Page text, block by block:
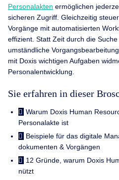
Personalakten ermöglichen
sicheren Zugriff. Gleichzeitig
Vorgänge mit automatisierten
effizient. Statt Zeit durch die
umständliche
mit Doxis wichtigen Aufgaben
Personalentwicklung.
Sie erfahren in dieser
Warum Doxis Human
Personalakte ist
Beispiele für das digitale
dokumenten & Vorgängen
12 Gründe, warum Doxis
nützt